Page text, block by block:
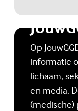
Op
informatie
lichaam,
en media.
(medische)